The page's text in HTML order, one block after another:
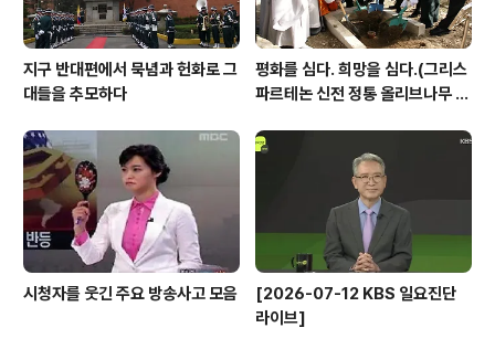
지구 반대편에서 묵념과 헌화로 그
대들을 추모하다
평화를 심다. 희망을 심다.(그리스
파르테논 신전 정통 올리브나무 국
시청자를 웃긴 주요 방송사고 모음
[2026-07-12 KBS 일요진단
라이브]